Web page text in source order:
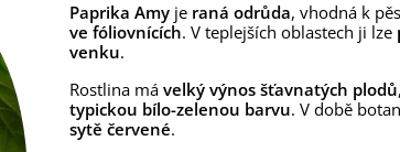
Paprika Amy je raná odrůda, vhodná k
ve fóliovnících. V teplejších oblastech ji lze
venku.
Rostlina má velký výnos šťavnatých plodů
typickou bílo-zelenou barvu. V době
sytě červené.